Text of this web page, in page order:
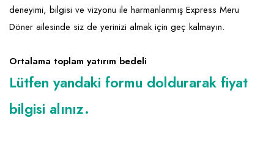
Isıtma - Soğutma ve Havalandırma
Lojistik - Kargo ve Kurye
Mali Kayıt ve Denetim
Matbaa - Fotoğraf
Mobilya Dekorasyon
deneyimi, bilgisi ve vizyonu ile harmanlanmış Express Meru
Döner ailesinde siz de yerinizi almak için geç kalmayın.
Ortalama toplam yatırım bedeli
Lütfen yandaki formu doldurarak fiyat
bilgisi alınız.